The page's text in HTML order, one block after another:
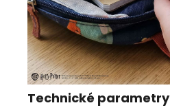
Technické parametry